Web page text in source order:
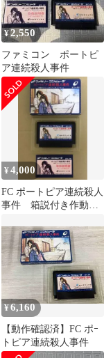
¥2,550
ファミコン ポートピ
ア連続殺人事件
¥4,000
FC ポートピア連続殺人
事件 箱説付き作動OK
ス1985年
¥6,160
【動作確認済】FC ポｰ
トピア連続殺人事件